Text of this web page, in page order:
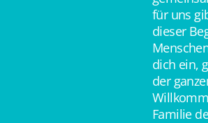
für uns
dieser
dich ein,
der
Familie